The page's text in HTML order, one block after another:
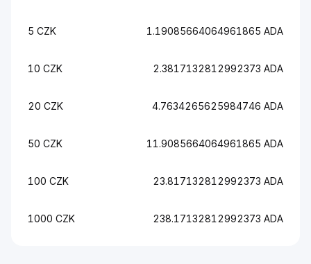
5 CZK 1.19085664064961865 ADA
10 CZK 2.3817132812992373 ADA
20 CZK 4.7634265625984746 ADA
50 CZK 11.9085664064961865 ADA
100 CZK 23.817132812992373 ADA
1000 CZK 238.17132812992373 ADA